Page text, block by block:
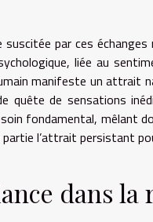
par ces
liée au
manifeste un attrait
quête de sensations
fondamental, mêlant
l’attrait persistant
dans la